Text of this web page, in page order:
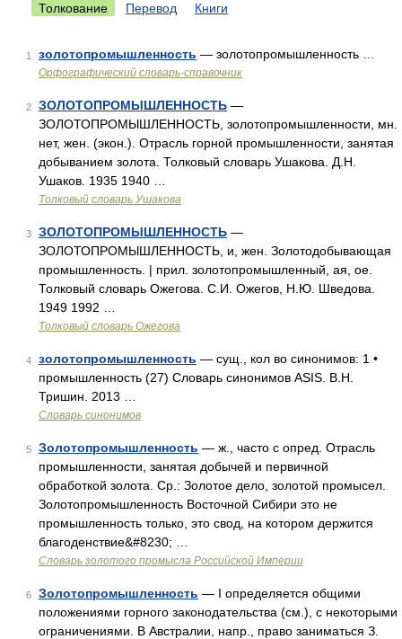
Толкование Перевод Книги
1 золотопромышленность — золотопромышленность …
Орфографический словарь-справочник
2 ЗОЛОТОПРОМЫШЛЕННОСТЬ —
ЗОЛОТОПРОМЫШЛЕННОСТЬ, золотопромышленности, мн.
нет, жен. (экон.). Отрасль горной промышленности, занятая
добыванием золота. Толковый словарь Ушакова. Д.Н.
Ушаков. 1935 1940 …
Толковый словарь Ушакова
3 ЗОЛОТОПРОМЫШЛЕННОСТЬ —
ЗОЛОТОПРОМЫШЛЕННОСТЬ, и, жен. Золотодобывающая
промышленность. | прил. золотопромышленный, ая, ое.
Толковый словарь Ожегова. С.И. Ожегов, Н.Ю. Шведова.
1949 1992 …
Толковый словарь Ожегова
4 золотопромышленность — сущ., кол во синонимов: 1 •
промышленность (27) Словарь синонимов ASIS. В.Н.
Тришин. 2013 …
Словарь синонимов
5 Золотопромышленность — ж., часто с опред. Отрасль
промышленности, занятая добычей и первичной
обработкой золота. Ср.: Золотое дело, золотой промысел.
Золотопромышленность Восточной Сибири это не
промышленность только, это свод, на котором держится
благоденствие&#8230; …
Словарь золотого промысла Российской Империи
6 Золотопромышленность — I определяется общими
положениями горного законодательства (см.), с некоторыми
ограничениями. В Австралии, напр., право заниматься З.